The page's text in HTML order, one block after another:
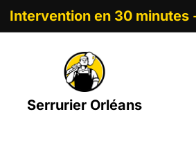
Intervention en 30 minutes
Serrurier Orléans